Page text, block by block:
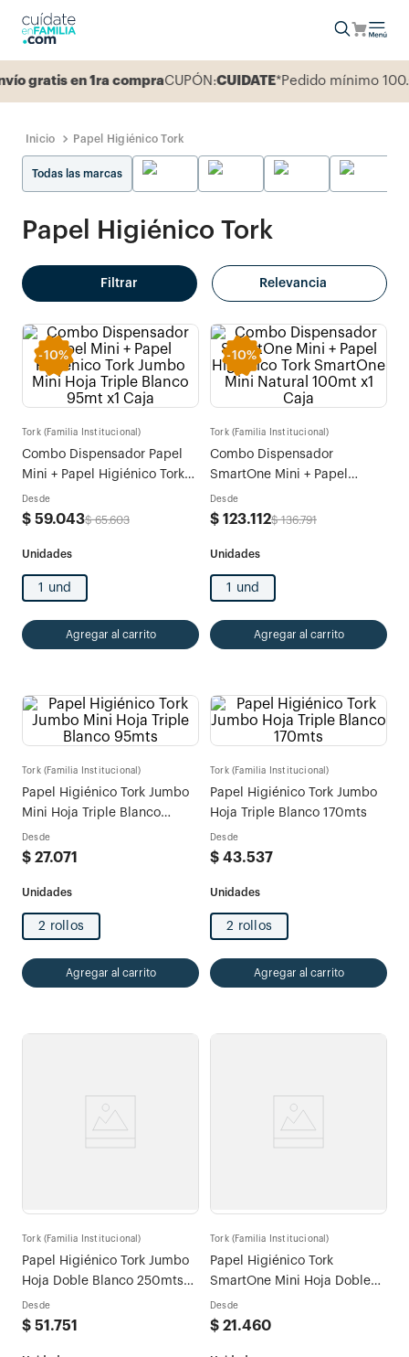
gratis en 1ra compraCUPÓN:CUIDATE*Pedido mínimo
Papel Higiénico Tork
Todas las marcas
Papel Higiénico Tork
Filtrar Relevancia
-10%
Tork (Familia Institucional)
Combo Dispensador Papel
Mini + Papel Higiénico Tork
Jumbo Mini Hoja Triple
Blanco 95mt x1 Caja
Desde
$ 59.043$ 65.603
1 und
Agregar al carrito
-10%
Tork (Familia Institucional)
Combo Dispensador
SmartOne Mini + Papel
Higienico Tork SmartOne
Mini Natural 100mt x1 Caja
Desde
$ 123.112$ 136.791
1 und
Agregar al carrito
Tork (Familia Institucional)
Papel Higiénico Tork Jumbo
Mini Hoja Triple Blanco
95mts
Desde
$ 27.071
2 rollos
Agregar al carrito
Tork (Familia Institucional)
Papel Higiénico Tork Jumbo
Hoja Triple Blanco 170mts
Desde
$ 43.537
2 rollos
Agregar al carrito
Tork (Familia Institucional)
Papel Higiénico Tork Jumbo
Hoja Doble Blanco 250mts
x2 rollos
Desde
$ 51 .751
Tork (Familia Institucional)
Papel Higiénico Tork
SmartOne Mini Hoja Doble
Natural 100mts
Desde
$ 21 .460